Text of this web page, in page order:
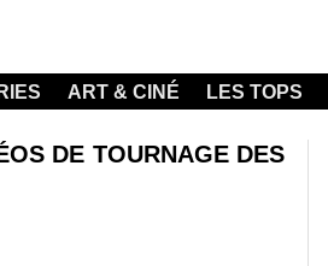
ART & CINÉ LES TOPS
DE TOURNAGE DES